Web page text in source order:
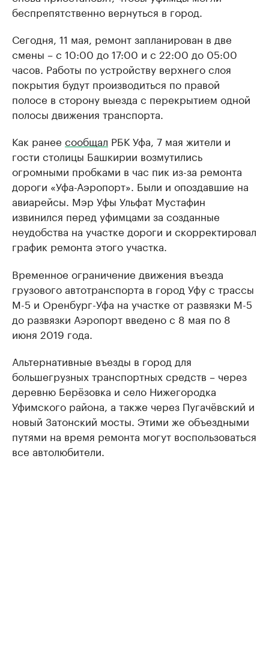
беспрепятственно вернуться в город.
Сегодня, 11 мая, ремонт запланирован в две
смены – с 10:00 до 17:00 и с 22:00 до 05:00
часов. Работы по устройству верхнего слоя
покрытия будут производиться по правой
полосе в сторону выезда с перекрытием одной
полосы движения транспорта.
Как ранее сообщал РБК Уфа, 7 мая жители и
гости столицы Башкирии возмутились
огромными пробками в час пик из-за ремонта
дороги «Уфа-Аэропорт». Были и опоздавшие на
авиарейсы. Мэр Уфы Ульфат Мустафин
извинился перед уфимцами за созданные
неудобства на участке дороги и скорректировал
график ремонта этого участка.
Временное ограничение движения въезда
грузового автотранспорта в город Уфу с трассы
М-5 и Оренбург-Уфа на участке от развязки М-5
до развязки Аэропорт введено с 8 мая по 8
июня 2019 года.
Альтернативные въезды в город для
большегрузных транспортных средств – через
деревню Берёзовка и село Нижегородка
Уфимского района, а также через Пугачёвский и
новый Затонский мосты. Этими же объездными
путями на время ремонта могут воспользоваться
все автолюбители.